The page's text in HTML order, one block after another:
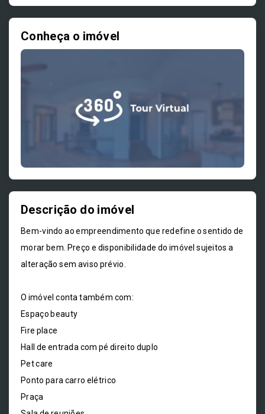
Conheça o imóvel
Descrição do imóvel
Bem-vindo ao empreendimento que redefine o sentido de
morar bem. Preço e disponibilidade do imóvel sujeitos a
alteração sem aviso prévio.
O imóvel conta também com:
Espaço beauty
Fire place
Hall de entrada com pé direito duplo
Pet care
Ponto para carro elétrico
Praça